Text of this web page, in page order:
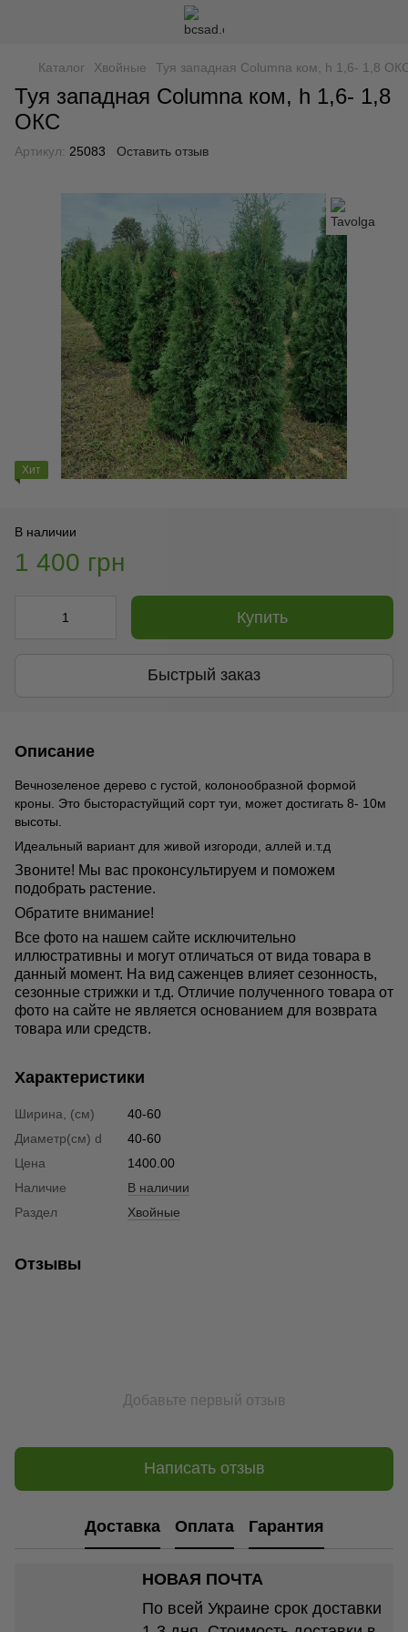
Каталог Хвойные Туя западная Columna ком, h 1,6- 1,8
Туя западная Columna ком, h 1,6- 1,8
ОКС
Артикул: 25083 Оставить отзыв
Хит
В наличии
1 400 грн
Купить
Быстрый заказ
Описание
Вечнозеленое дерево с густой, колонообразной формой
кроны. Это бысторастуйщий сорт туи, может достигать 8- 10м
высоты.
Идеальный вариант для живой изгороди, аллей и.т.д
Звоните! Мы вас проконсультируем и поможем
подобрать растение.
Обратите внимание!
Все фото на нашем сайте исключительно
иллюстративны и могут отличаться от вида товара в
данный момент. На вид саженцев влияет сезонность,
сезонные стрижки и т.д. Отличие полученного товара от
фото на сайте не является основанием для возврата
товара или средств.
Характеристики
Ширина, (см)
40-60
Диаметр(cм) d
40-60
Цена
1400.00
Наличие
В наличии
Раздел
Хвойные
Отзывы
Добавьте первый отзыв
Написать отзыв
Доставка Оплата Гарантия
НОВАЯ ПОЧТА
По всей Украине срок доставки